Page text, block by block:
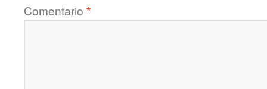
Comentario *